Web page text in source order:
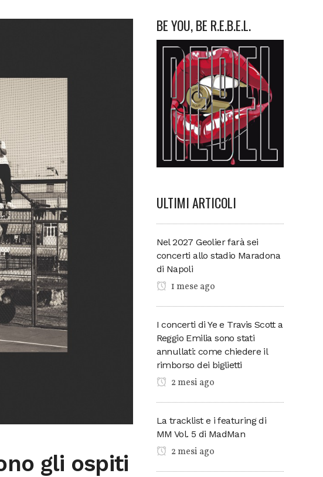
gli ospiti
BE YOU, BE R.E.B.E.L.
ULTIMI ARTICOLI
Nel 2027 Geolier farà sei
concerti allo stadio Maradona
di Napoli
1 mese ago
I concerti di Ye e Travis Scott a
Reggio Emilia sono stati
annullati: come chiedere il
rimborso dei biglietti
2 mesi ago
La tracklist e i featuring di
MM Vol. 5 di MadMan
2 mesi ago